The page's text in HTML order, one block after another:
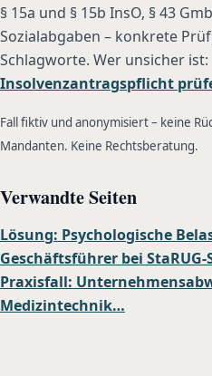
§ 15a und § 15b InsO, § 43
Sozialabgaben – konkrete
Schlagworte. Wer unsicher ist:
Insolvenzantragspflicht
Fall fiktiv und anonymisiert – keine
Mandanten. Keine Rechtsberatung.
Verwandte Seiten
Lösung: Psychologische
Geschäftsführer bei
Praxisfall:
Medizintechnik…